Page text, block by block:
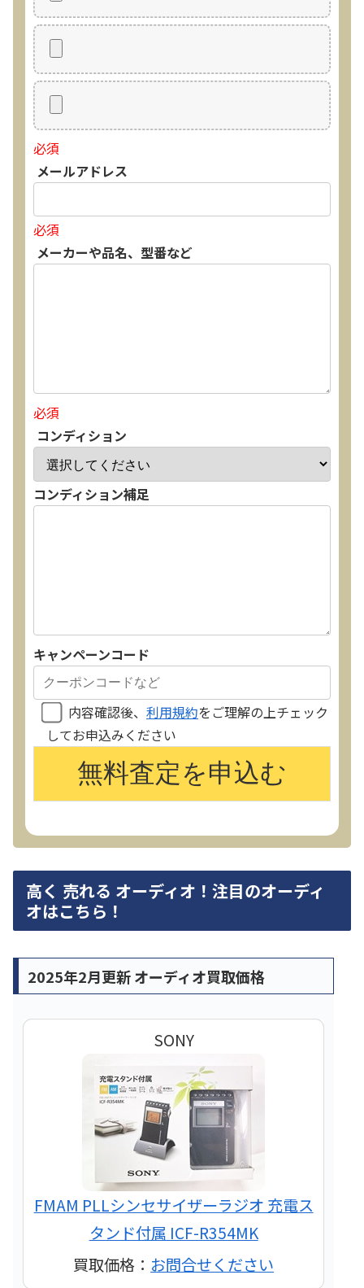
必須
メールアドレス
必須
メーカーや品名、型番など
必須
コンディション
コンディション補足
キャンペーンコード
内容確認後、 利用規約をご理解の上チェック
してお申込みください
高く 売れる オーディオ！注目のオーディ
オはこちら！
2025年2月更新 オーディオ買取価格
SONY
FMAM PLLシンセサイザーラジオ 充電ス
タンド付属 ICF-R354MK
買取価格： お問合せください